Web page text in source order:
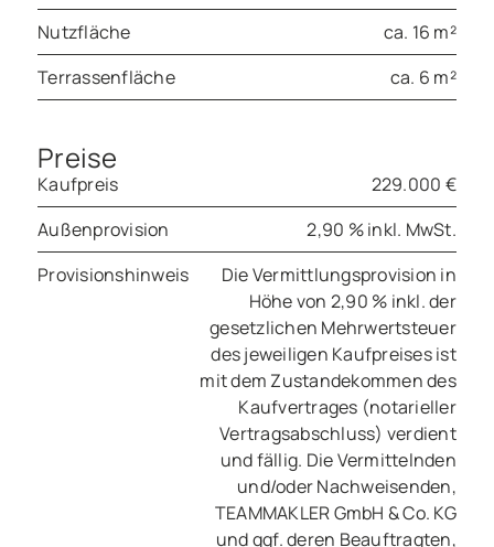
Nutzfläche
ca. 16 m²
Terrassenfläche
ca. 6 m²
Preise
Kaufpreis
229.000 €
Außenprovision
2,90 % inkl. MwSt.
Provisionshinweis
Die Vermittlungsprovision in
Höhe von 2,90 % inkl. der
gesetzlichen Mehrwertsteuer
des jeweiligen Kaufpreises ist
mit dem Zustandekommen des
Kaufvertrages (notarieller
Vertragsabschluss) verdient
und fällig. Die Vermittelnden
und/oder Nachweisenden,
TEAMMAKLER GmbH & Co. KG
und ggf. deren Beauftragten,